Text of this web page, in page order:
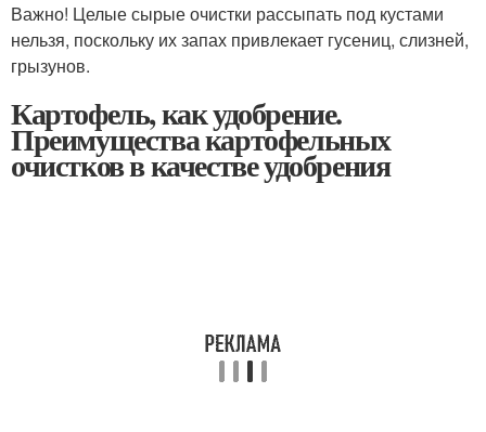
Важно! Целые сырые очистки рассыпать под кустами
нельзя, поскольку их запах привлекает гусениц, слизней,
грызунов.
Картофель, как удобрение.
Преимущества картофельных
очистков в качестве удобрения